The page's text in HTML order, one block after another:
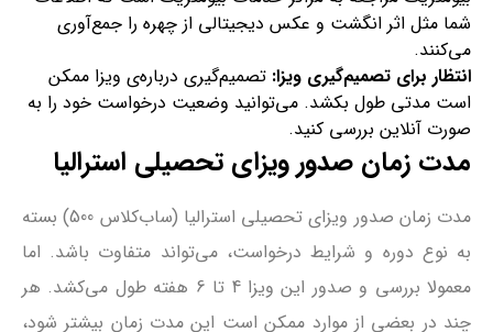
شما مثل اثر انگشت و عکس دیجیتالی از چهره را جمع‌آوری
می‌کنند.
انتظار برای تصمیم‌گیری ویزا: تصمیم‌گیری درباره‌ی ویزا ممکن
است مدتی طول بکشد. می‌توانید وضعیت درخواست خود را به
صورت آنلاین بررسی کنید.
مدت زمان صدور ویزای تحصیلی استرالیا
مدت زمان صدور ویزای تحصیلی استرالیا (ساب‌کلاس 500) بسته
به نوع دوره و شرایط درخواست، می‌تواند متفاوت باشد. اما
معمولا بررسی و صدور این ویزا 4 تا 6 هفته طول می‌کشد. هر
چند در بعضی از موارد ممکن است این مدت زمان بیشتر شود،